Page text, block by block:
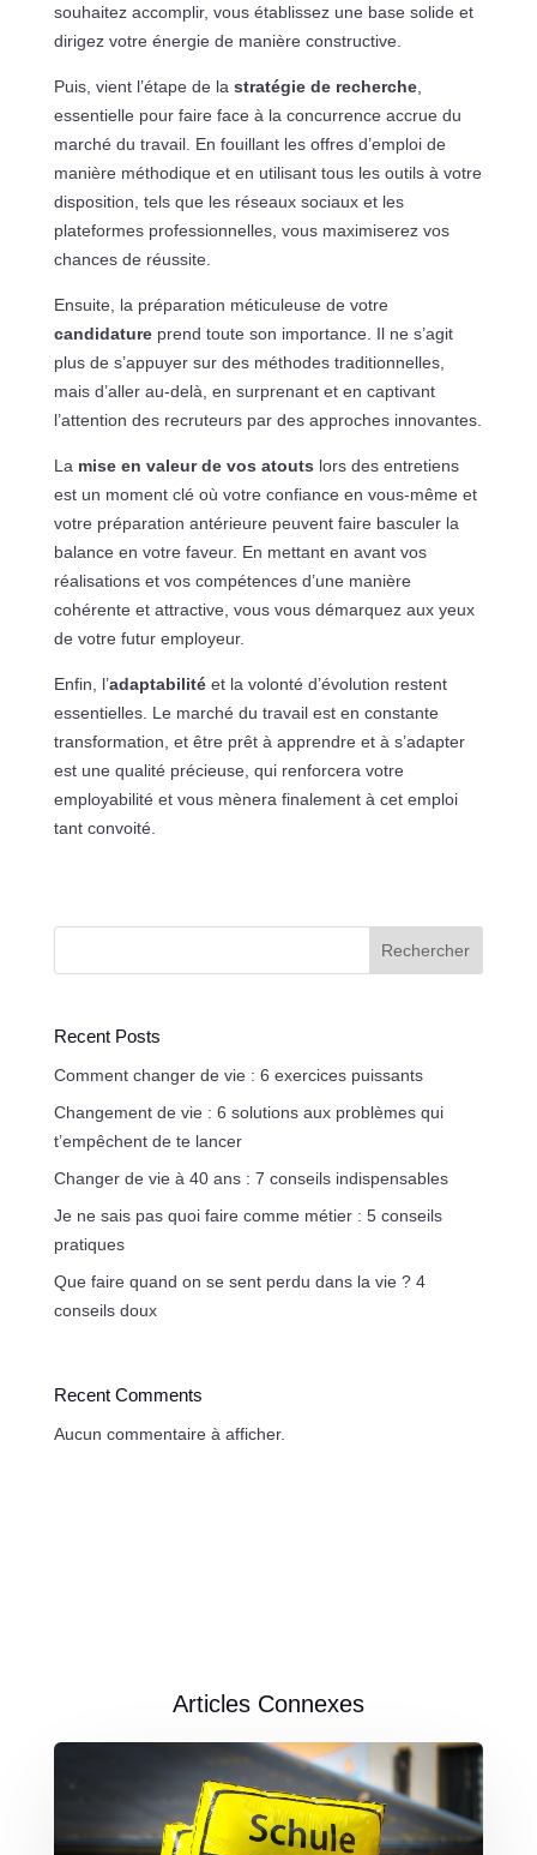
souhaitez accomplir, vous établissez une base solide et
dirigez votre énergie de manière constructive.
Puis, vient l’étape de la stratégie de recherche,
essentielle pour faire face à la concurrence accrue du
marché du travail. En fouillant les offres d’emploi de
manière méthodique et en utilisant tous les outils à votre
disposition, tels que les réseaux sociaux et les
plateformes professionnelles, vous maximiserez vos
chances de réussite.
Ensuite, la préparation méticuleuse de votre
candidatureprend toute son importance. Il ne s’agit
plus de s’appuyer sur des méthodes traditionnelles,
mais d’aller au-delà, en surprenant et en captivant
l’attention des recruteurs par des approches innovantes.
La mise en valeur de vos atouts lors des entretiens
est un moment clé où votre confiance en vous-même et
votre préparation antérieure peuvent faire basculer la
balance en votre faveur. En mettant en avant vos
réalisations et vos compétences d’une manière
cohérente et attractive, vous vous démarquez aux yeux
de votre futur employeur.
Enfin, l’adaptabilitéet la volonté d’évolution restent
essentielles. Le marché du travail est en constante
transformation, et être prêt à apprendre et à s’adapter
est une qualité précieuse, qui renforcera votre
employabilité et vous mènera finalement à cet emploi
tant convoité.
Rechercher
Recent Posts
Comment changer de vie : 6 exercices puissants
Changement de vie : 6 solutions aux problèmes qui
t’empêchent de te lancer
Changer de vie à 40 ans : 7 conseils indispensables
Je ne sais pas quoi faire comme métier : 5 conseils
pratiques
Que faire quand on se sent perdu dans la vie ? 4
conseils doux
Recent Comments
Aucun commentaire à afficher.
Articles Connexes